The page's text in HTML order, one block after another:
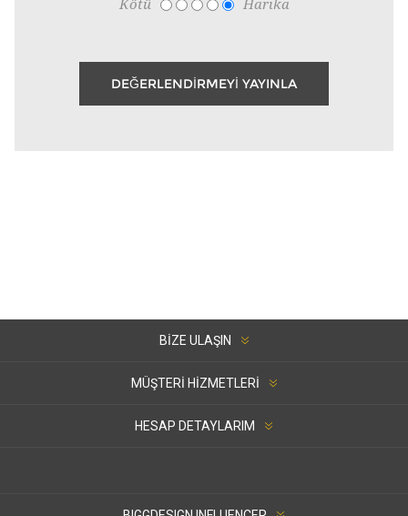
Kötü Harika
BIZE ULAŞIN
MÜŞTERI HIZMETLERI
HESAP DETAYLARIM